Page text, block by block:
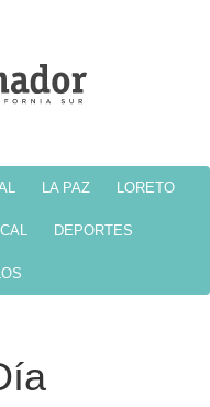
LA PAZ LORETO
DEPORTES